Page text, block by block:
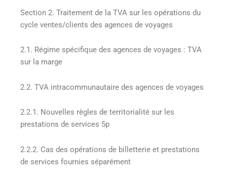
Section 2. Traitement de la TVA sur les opérations du
cycle ventes/clients des agences de voyages
2.1. Régime spécifique des agences de voyages : TVA
sur la marge
2.2. TVA intracommunautaire des agences de voyages
2.2.1. Nouvelles règles de territorialité sur les
prestations de services 5p
2.2.2. Cas des opérations de billetterie et prestations
de services fournies séparément